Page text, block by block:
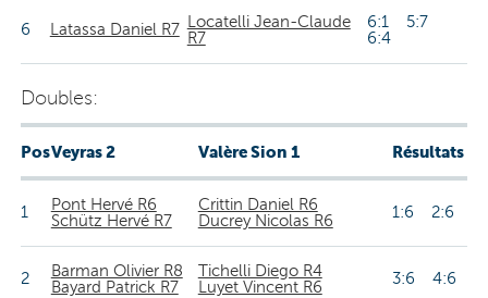
6 Latassa Daniel R7
Locatelli Jean-Claude
R7
6:1 5:7
6:4
Doubles:
PosVeyras 2 Valère Sion 1 Résultats
1
Pont Hervé R6
Schütz Hervé R7
Crittin Daniel R6
Ducrey Nicolas R6
1:6 2:6
2
Barman Olivier R8
Bayard Patrick R7
Tichelli Diego R4
Luyet Vincent R6
3:6 4:6